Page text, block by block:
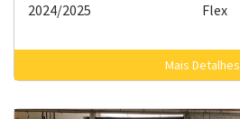
2024/2025
Flex
Mais Detalhes